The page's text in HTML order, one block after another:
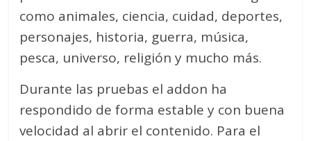
como animales, ciencia, cuidad, deportes,
personajes, historia, guerra, música,
pesca, universo, religión y mucho más.
Durante las pruebas el addon ha
respondido de forma estable y con buena
velocidad al abrir el contenido. Para el